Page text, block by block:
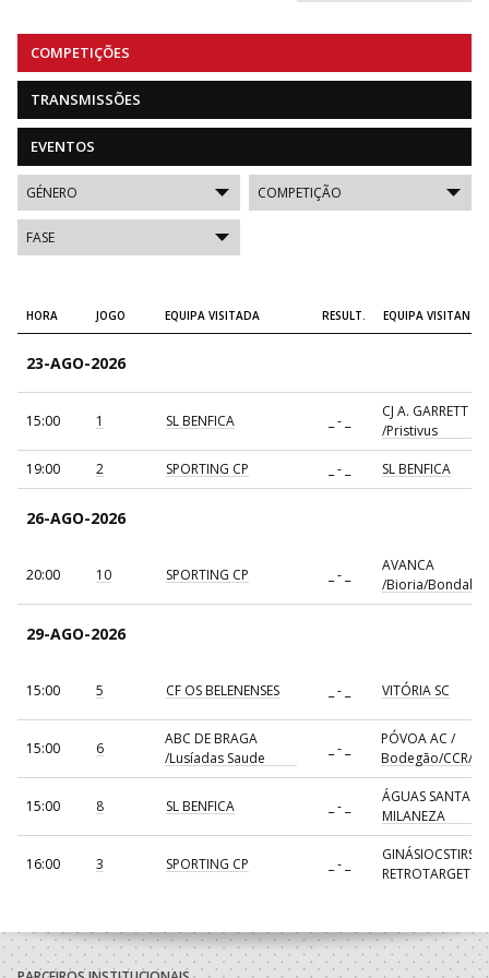
COMPETIÇÕES
TRANSMISSÕES
EVENTOS
HORA JOGO EQUIPA VISITADA RESULT. EQUIPA VISITANTE
23-AGO-2026
15:00 1 SL BENFICA _ - _
CJ A. GARRETT
/Pristivus
19:00 2 SPORTING CP _ - _ SL BENFICA
26-AGO-2026
20:00 10 SPORTING CP _ - _
AVANCA
/Bioria/Bondalti
29-AGO-2026
15:00 5 CF OS BELENENSES _ - _ VITÓRIA SC
15:00 6
ABC DE BRAGA
/Lusíadas Saude
_ - _
PÓVOA AC /
Bodegão/CCR/
15:00 8 SL BENFICA _ - _
ÁGUAS SANTAS
MILANEZA
16:00 3 SPORTING CP _ - _
RETROTARGET
18:00 7
AVANCA
/Bioria/Bondalti
_ - _ FC PORTO